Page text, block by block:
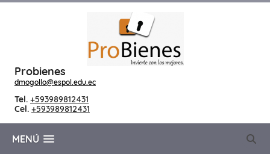
Probienes
dmogollo@espol.edu.ec
Tel. +593989812431
Cel. +593989812431
MENÚ